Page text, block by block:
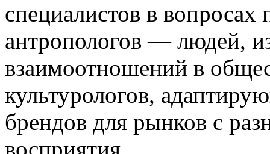
специалистов в
антропологов — людей,
взаимоотношений в
культурологов,
брендов для рынков с